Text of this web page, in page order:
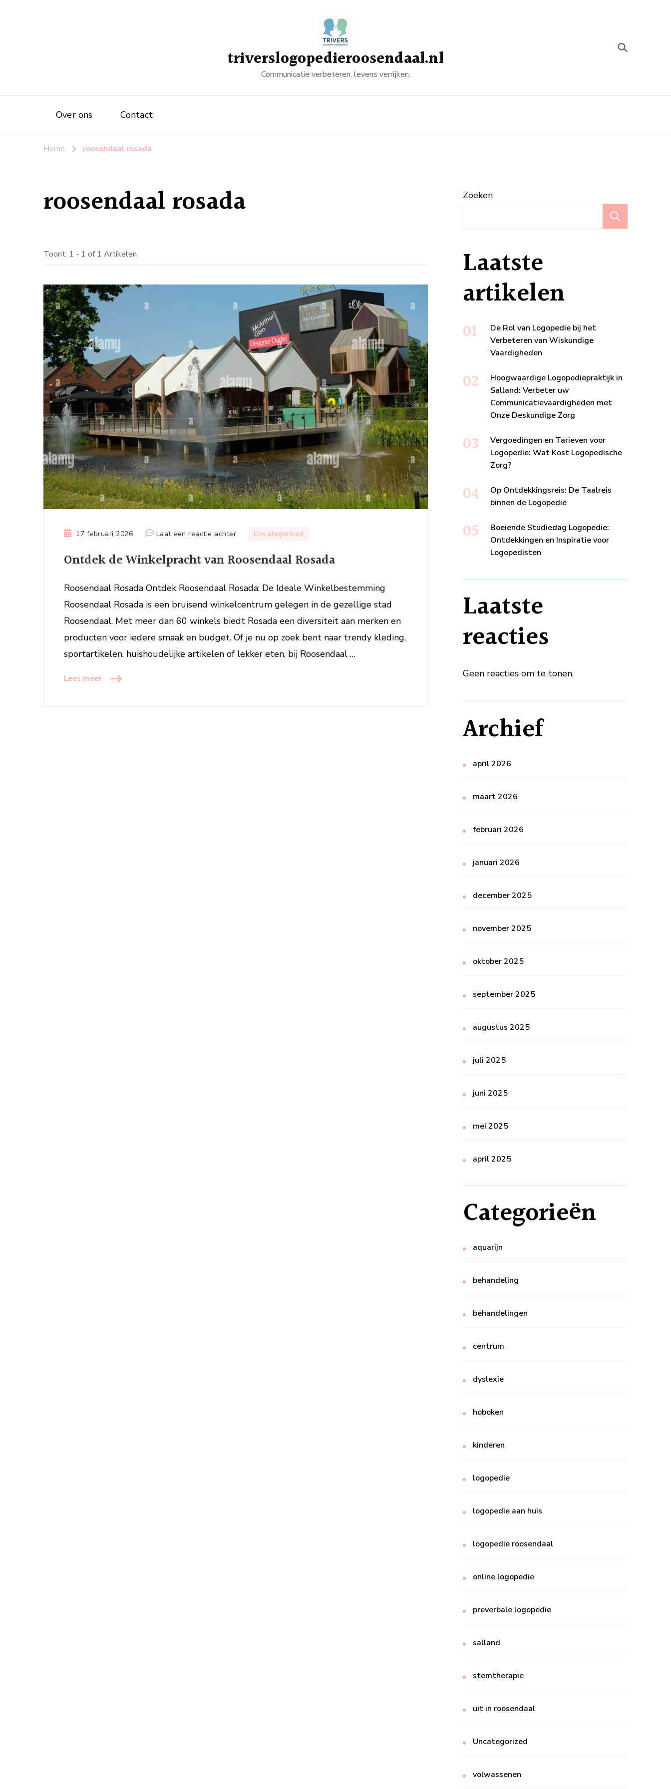
triverslogopedieroosendaal.nl
Communicatie verbeteren, levens verrijken.
Over ons Contact
Home roosendaal rosada
roosendaal rosada
Toont: 1 - 1 of 1 Artikelen
17 februari 2026 Laat een reactie achterop
de
van
Uncategorized
Ontdek de Winkelpracht van Roosendaal Rosada
Roosendaal Rosada Ontdek Roosendaal Rosada: De Ideale Winkelbestemming
Roosendaal Rosada is een bruisend winkelcentrum gelegen in de gezellige stad
Roosendaal. Met meer dan 60 winkels biedt Rosada een diversiteit aan merken en
producten voor iedere smaak en budget. Of je nu op zoek bent naar trendy kleding,
sportartikelen, huishoudelijke artikelen of lekker eten, bij Roosendaal …
Lees meer
Zoeken
Laatste
artikelen
De Rol van Logopedie bij het
Verbeteren van Wiskundige
Vaardigheden
Hoogwaardige Logopediepraktijk in
Salland: Verbeter uw
Communicatievaardigheden met
Onze Deskundige Zorg
Vergoedingen en Tarieven voor
Logopedie: Wat Kost Logopedische
Zorg?
Op Ontdekkingsreis: De Taalreis
binnen de Logopedie
Boeiende Studiedag Logopedie:
Ontdekkingen en Inspiratie voor
Logopedisten
Laatste
reacties
Geen reacties om te tonen.
Archief
april 2026
maart 2026
februari 2026
januari 2026
december 2025
november 2025
oktober 2025
september 2025
augustus 2025
juli 2025
juni 2025
mei 2025
april 2025
Categorieën
aquarijn
behandeling
behandelingen
centrum
dyslexie
hoboken
kinderen
logopedie
logopedie aan huis
logopedie roosendaal
online logopedie
preverbale logopedie
salland
stemtherapie
uit in roosendaal
Uncategorized
volwassenen